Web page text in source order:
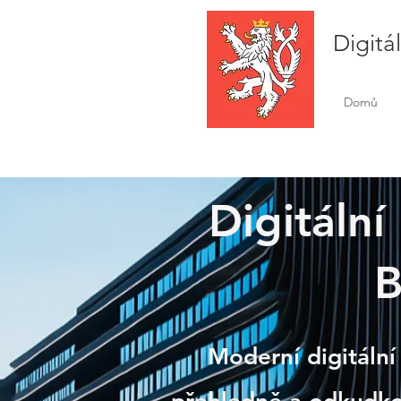
Domů
Slaný
Digitální
Moderní digitální